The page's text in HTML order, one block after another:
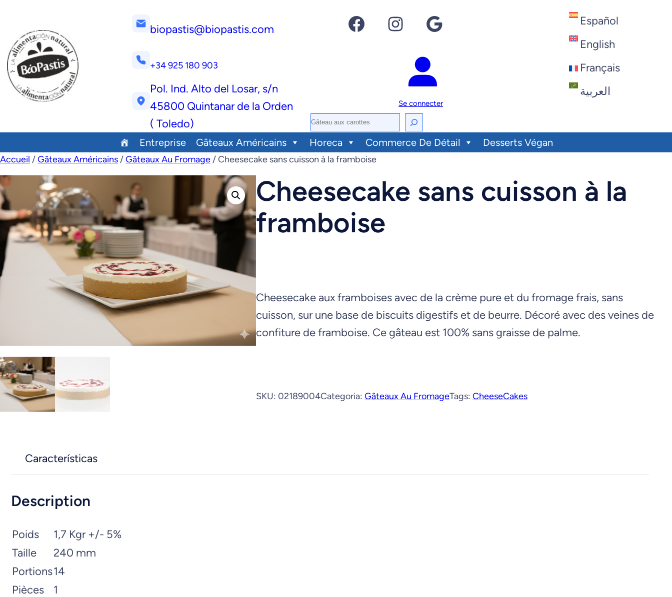
biopastis@biopastis.com
+34 925 180 903
Pol. Ind. Alto del Losar, s/n
45800 Quintanar de la Orden
( Toledo)
Facebook Instagram Google
Se connecter
R
e
c
e
c
Español
English
Français
العربية
Entreprise Gâteaux Américains Horeca Commerce De Détail Desserts Végan
Accueil /Gâteaux Américains /Gâteaux Au Fromage / Cheesecake sans cuisson à la framboise
Cheesecake sans cuisson à la
framboise
Cheesecake aux framboises avec de la crème pure et du fromage frais, sans
cuisson, sur une base de biscuits digestifs et de beurre. Décoré avec des veines de
confiture de framboise. Ce gâteau est 100% sans graisse de palme.
SKU: 02189004Categoria: Gâteaux Au FromageTags: CheeseCakes
Características
Description
Poids
1,7 Kgr +/- 5%
Taille
240 mm
Portions14
Pièces
1